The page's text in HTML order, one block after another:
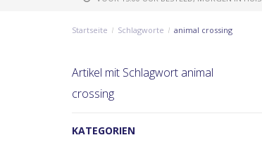
Startseite / Schlagworte / animal crossing
Artikel mit Schlagwort animal
crossing
KATEGORIEN